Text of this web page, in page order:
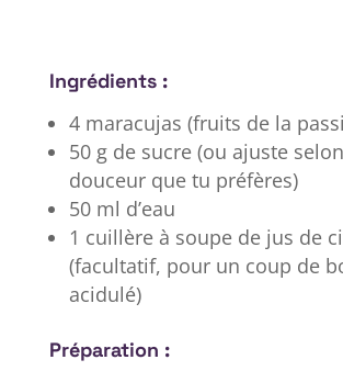
Ingrédients :
4 maracujas (fruits de la
50 g de sucre (ou ajuste
douceur que tu préfères)
50 ml d’eau
1 cuillère à soupe de jus de
(facultatif, pour un coup de
acidulé)
Préparation :